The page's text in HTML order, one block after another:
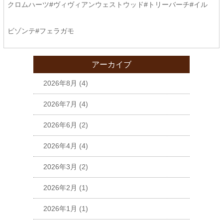
クロムハーツ#ヴィヴィアンウェストウッド#トリーバーチ#イル
ビゾンテ#フェラガモ
アーカイブ
2026年8月 (4)
2026年7月 (4)
2026年6月 (2)
2026年4月 (4)
2026年3月 (2)
2026年2月 (1)
2026年1月 (1)